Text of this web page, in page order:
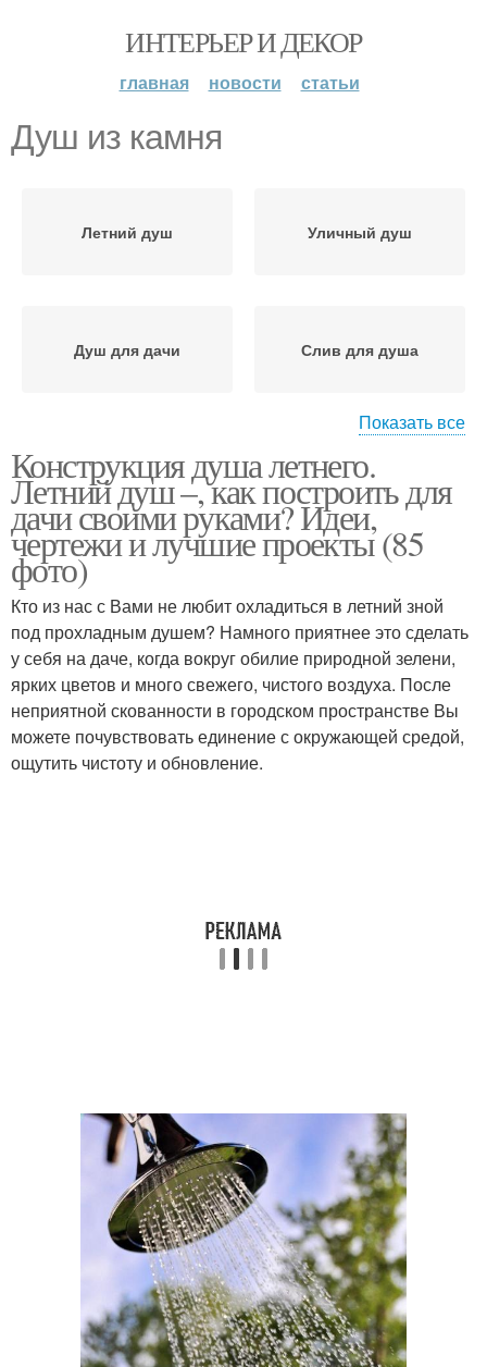
ИНТЕРЬЕР И ДЕКОР
главная новости статьи
Душ из камня
Летний душ Уличный душ
Душ для дачи Слив для душа
Душ с подачей Лейка для летнего душа
Душ без поддона
Душ на дачу
Показать все
Конструкция душа летнего.
Летний душ –, как построить для
дачи своими руками? Идеи,
чертежи и лучшие проекты (85
фото)
Кто из нас с Вами не любит охладиться в летний зной
под прохладным душем? Намного приятнее это сделать
у себя на даче, когда вокруг обилие природной зелени,
ярких цветов и много свежего, чистого воздуха. После
неприятной скованности в городском пространстве Вы
можете почувствовать единение с окружающей средой,
ощутить чистоту и обновление.